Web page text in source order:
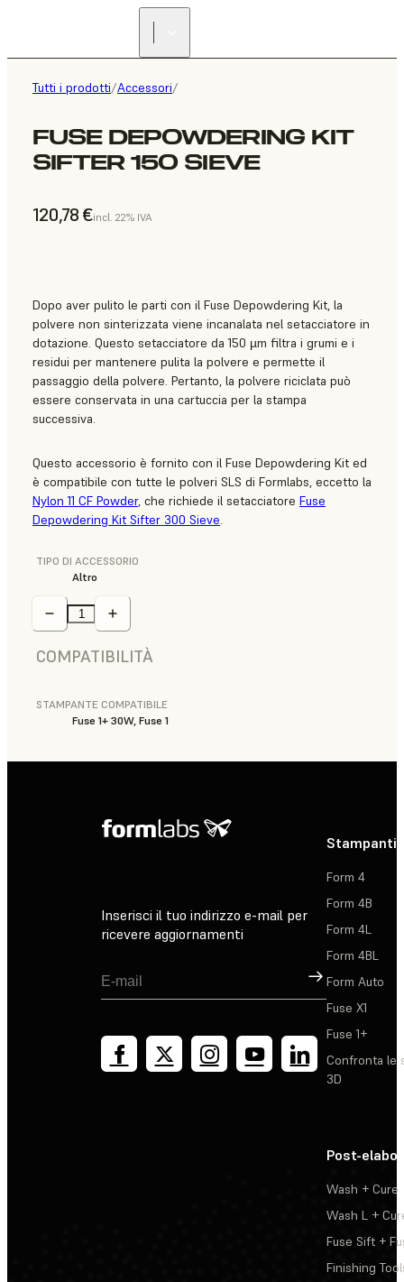
Tutti i prodotti/Accessori/
FUSE DEPOWDERING KIT
SIFTER 150 SIEVE
120,78 €incl. 22% IVA
Dopo aver pulito le parti con il Fuse Depowdering Kit, la
polvere non sinterizzata viene incanalata nel setacciatore in
dotazione. Questo setacciatore da 150 µm filtra i grumi e i
residui per mantenere pulita la polvere e permette il
passaggio della polvere. Pertanto, la polvere riciclata può
essere conservata in una cartuccia per la stampa
successiva.
Questo accessorio è fornito con il Fuse Depowdering Kit ed
è compatibile con tutte le polveri SLS di Formlabs, eccetto la
Nylon 11 CF Powder, che richiede il setacciatore Fuse
Depowdering Kit Sifter 300 Sieve.
TIPO DI ACCESSORIO
Altro
COMPATIBILITÀ
STAMPANTE COMPATIBILE
Fuse 1+ 30W, Fuse 1
Inserisci il tuo indirizzo e-mail per
ricevere aggiornamenti
Registrati
Stampanti
Form 4
Form 4B
Form 4L
Form 4BL
Form Auto
Fuse X1
Fuse 1+
Confronta le
3D
Post-
Wash + Cure
Wash L +
Fuse Sift +
Finishing